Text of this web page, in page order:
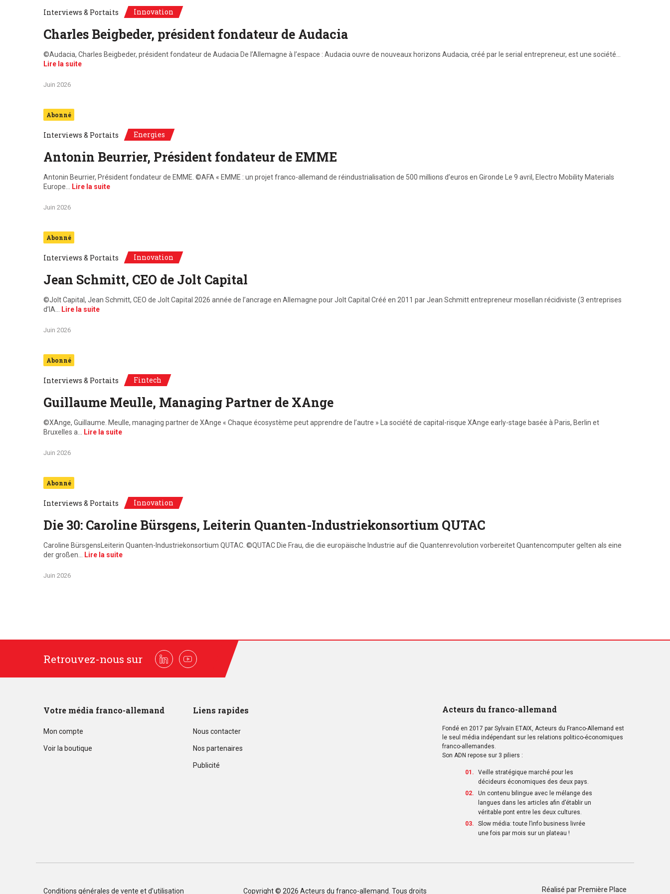
Interviews & Portaits Innovation
Charles Beigbeder, président fondateur de Audacia
©Audacia, Charles Beigbeder, président fondateur de Audacia De l’Allemagne à l’espace : Audacia ouvre de nouveaux horizons Audacia, créé par le serial entrepreneur, est une société…
Lire la suite
Juin 2026
Abonné
Interviews & Portaits Energies
Antonin Beurrier, Président fondateur de EMME
Antonin Beurrier, Président fondateur de EMME. ©AFA « EMME : un projet franco-allemand de réindustrialisation de 500 millions d’euros en Gironde Le 9 avril, Electro Mobility Materials
Europe…
Lire la suite
Juin 2026
Abonné
Interviews & Portaits Innovation
Jean Schmitt, CEO de Jolt Capital
©Jolt Capital, Jean Schmitt, CEO de Jolt Capital 2026 année de l’ancrage en Allemagne pour Jolt Capital Créé en 2011 par Jean Schmitt entrepreneur mosellan récidiviste (3 entreprises
d’IA…
Lire la suite
Juin 2026
Abonné
Interviews & Portaits Fintech
Guillaume Meulle, Managing Partner de XAnge
©XAnge, Guillaume. Meulle, managing partner de XAnge « Chaque écosystème peut apprendre de l’autre » La société de capital-risque XAnge early-stage basée à Paris, Berlin et
Bruxelles a…
Lire la suite
Juin 2026
Abonné
Interviews & Portaits Innovation
Die 30: Caroline Bürsgens, Leiterin Quanten-Industriekonsortium QUTAC
Caroline BürsgensLeiterin Quanten-Industriekonsortium QUTAC. ©QUTAC Die Frau, die die europäische Industrie auf die Quantenrevolution vorbereitet Quantencomputer gelten als eine
der großen…
Lire la suite
Juin 2026
Retrouvez-nous sur LinkedinYoutube
Votre média franco-allemand
Mon compte
Voir la boutique
Liens rapides
Nous contacter
Nos partenaires
Publicité
Acteurs du franco-allemand
Fondé en 2017 par Sylvain ETAIX, Acteurs du Franco-Allemand est
le seul média indépendant sur les relations politico-économiques
franco-allemandes.
Son ADN repose sur 3 piliers :
Veille stratégique marché pour les
décideurs économiques des deux pays.
Un contenu bilingue avec le mélange des
langues dans les articles afin d’établir un
véritable pont entre les deux cultures.
Slow média: toute l’info business livrée
une fois par mois sur un plateau !
Conditions générales de vente et d’utilisation Copyright © 2026 Acteurs du franco-allemand . Tous droits Réalisé par Première Place